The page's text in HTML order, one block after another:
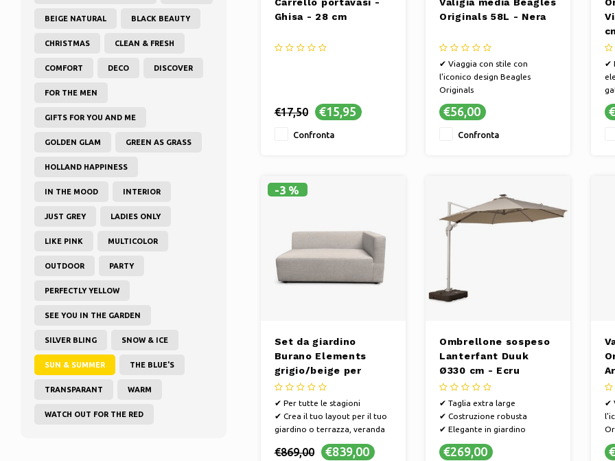
BEIGE NATURAL BLACK BEAUTY
CHRISTMAS CLEAN & FRESH
COMFORT DECO DISCOVER
FOR THE MEN
GIFTS FOR YOU AND ME
GOLDEN GLAM GREEN AS GRASS
HOLLAND HAPPINESS
IN THE MOOD INTERIOR
JUST GREY LADIES ONLY
LIKE PINK MULTICOLOR
OUTDOOR PARTY
PERFECTLY YELLOW
SEE YOU IN THE GARDEN
SILVER BLING SNOW & ICE
SUN & SUMMER THE BLUE'S
TRANSPARANT WARM
WATCH OUT FOR THE RED
Carrello portavasi -
Ghisa - 28 cm
€17,50 €15,95
Confronta
Valigia media Beagles
Originals 58L - Nera
✔ Viaggia con stile con
l'iconico design Beagles
Originals
✔ Serrature di sicurezza per
proteggere al meglio i tuoi
€56,00
Confronta
✔
o
è
-3%
Set da giardino
Burano Elements
grigio/beige per
tutte le stagioni -
Panca LA
✔ Per tutte le stagioni
✔ Crea il tuo layout per il tuo
giardino o terrazza, veranda
✔ Composizione modulare
€869,00 €839,00
Ombrellone sospeso
Lanterfant Duuk
Ø330 cm - Ecru
✔ Taglia extra large
✔ Costruzione robusta
✔ Elegante in giardino
€269,00
✔
✔